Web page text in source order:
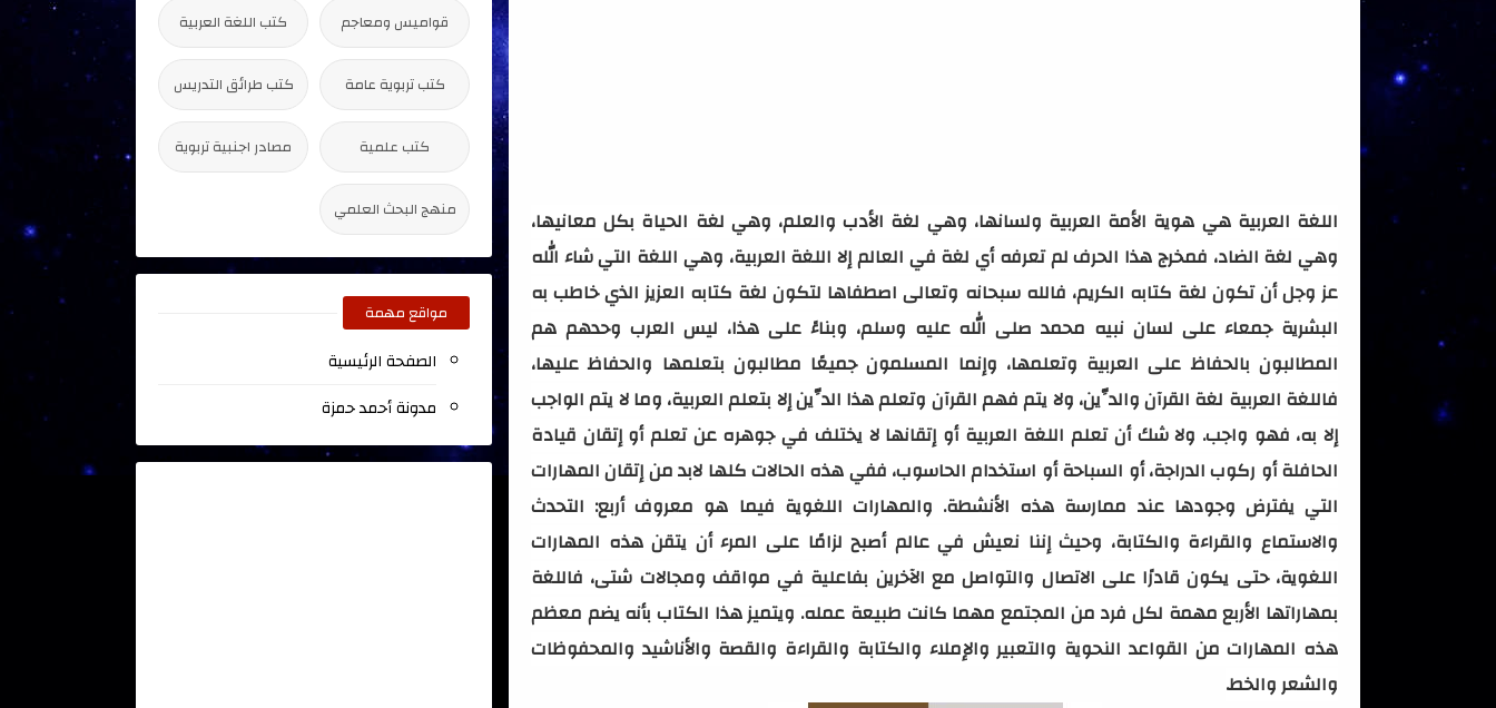
اللغة العربية هي هوية الأمة العربية ولسانها، وهي لغة الأدب والعلم، وهي لغة الحياة بكل معانيها،
وهي لغة الضاد، فمخرج هذا الحرف لم تعرفه أي لغة في العالم إلا اللغة العربية، وهي اللغة التي شاء الله
عز وجل أن تكون لغة كتابه الكريم، فالله سبحانه وتعالى اصطفاها لتكون لغة كتابه العزيز الذي خاطب به
البشرية جمعاء على لسان نبيه محمد صلى الله عليه وسلم، وبناءً على هذا، ليس العرب وحدهم هم
المطالبون بالحفاظ على العربية وتعلمها، وإنما المسلمون جميعًا مطالبون بتعلمها والحفاظ عليها،
فاللغة العربية لغة القرآن والدِّين، ولا يتم فهم القرآن وتعلم هذا الدِّين إلا بتعلم العربية، وما لا يتم الواجب
إلا به، فهو واجب. ولا شك أن تعلم اللغة العربية أو إتقانها لا يختلف في جوهره عن تعلم أو إتقان قيادة
الحافلة أو ركوب الدراجة، أو السباحة أو استخدام الحاسوب، ففي هذه الحالات كلها لابد من إتقان المهارات
التي يفترض وجودها عند ممارسة هذه الأنشطة. والمهارات اللغوية فيما هو معروف أربع: التحدث
والاستماع والقراءة والكتابة، وحيث إننا نعيش في عالم أصبح لزامًا على المرء أن يتقن هذه المهارات
اللغوية، حتى يكون قادرًا على الاتصال والتواصل مع الآخرين بفاعلية في مواقف ومجالات شتى، فاللغة
بمهاراتها الأربع مهمة لكل فرد من المجتمع مهما كانت طبيعة عمله. ويتميز هذا الكتاب بأنه يضم معظم
هذه المهارات من القواعد النحوية والتعبير والإملاء والكتابة والقراءة والقصة والأناشيد والمحفوظات
والشعر والخط.
قواميس ومعاجم كتب اللغة العربية
كتب تربوية عامة كتب طرائق التدريس
كتب علمية مصادر اجنبية تربوية
منهج البحث العلمي
مواقع مهمة
الصفحة الرئيسية
مدونة أحمد حمزة